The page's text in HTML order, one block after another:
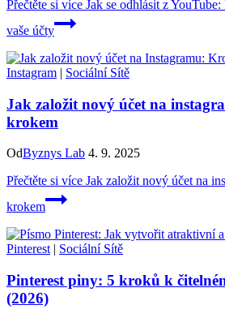
Přečtěte si více Jak se odhlásit z
vaše účty
Instagram | Sociální Sítě
Jak založit nový účet na
krokem
OdByznys Lab 4. 9. 2025
Přečtěte si více Jak založit nový účet na
krokem
Pinterest| Sociální Sítě
Pinterest piny: 5 kroků k
(2026)